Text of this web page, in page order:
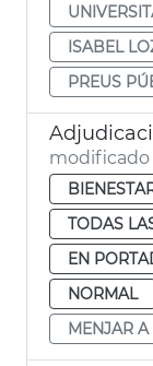
ISABEL
PREUS
modificado
TODAS
EN
NORMAL
MENJAR